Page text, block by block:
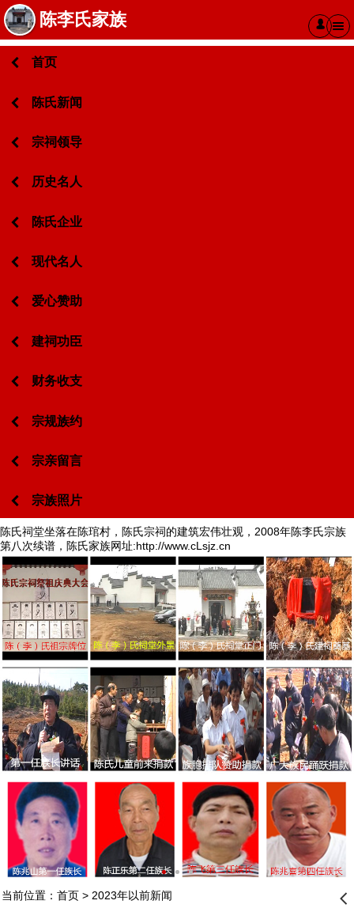
陈李氏家族 󰄭
首页
陈氏新闻
宗祠领导
历史名人
陈氏企业
现代名人
爱心赞助
建祠功臣
财务收支
宗规族约
宗亲留言
宗族照片
陈氏祠堂坐落在陈琯村，陈氏宗祠的建筑宏伟壮观，2008年陈李氏宗族
第八次续谱，陈氏家族网址:http://www.cLsjz.cn
当前位置： 首页> 2023年以前新闻 󰊒